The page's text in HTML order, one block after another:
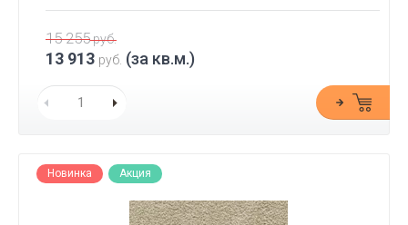
15 255руб.
13 913 руб. (за кв.м.)
Новинка Акция